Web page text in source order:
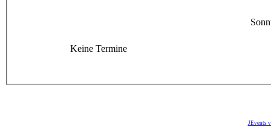
Keine Termine
JEvents